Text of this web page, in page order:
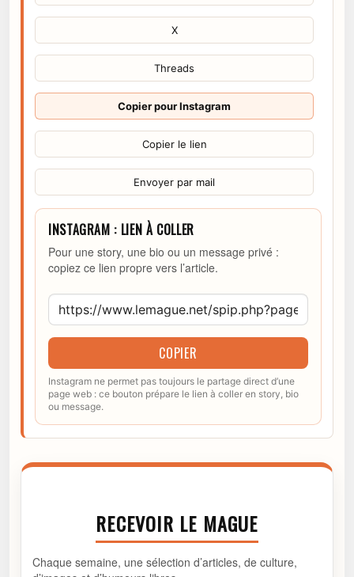
X
Threads
Copier pour Instagram
Copier le lien
Envoyer par mail
INSTAGRAM : LIEN À COLLER
Pour une story, une bio ou un message privé :
copiez ce lien propre vers l’article.
COPIER
Instagram ne permet pas toujours le partage direct d’une
page web : ce bouton prépare le lien à coller en story, bio
ou message.
RECEVOIR LE MAGUE
Chaque semaine, une sélection d’articles, de culture,